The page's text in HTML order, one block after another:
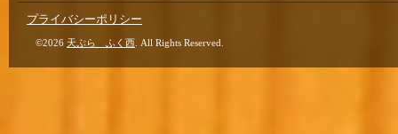
プライバシーポリシー
©2026 天ぷら ふく西 . All Rights Reserved.